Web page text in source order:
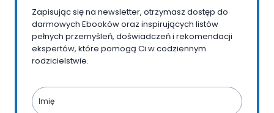
Zapisując się na newsletter, otrzymasz dostęp do
darmowych Ebooków oraz inspirujących listów
pełnych przemyśleń, doświadczeń i rekomendacji
ekspertów, które pomogą Ci w codziennym
rodzicielstwie.